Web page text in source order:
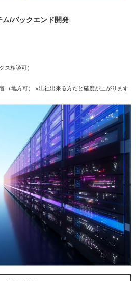
ム/バックエンド開発
ス相談可）
（地方可） ※出社出来る方だと確度が上がります